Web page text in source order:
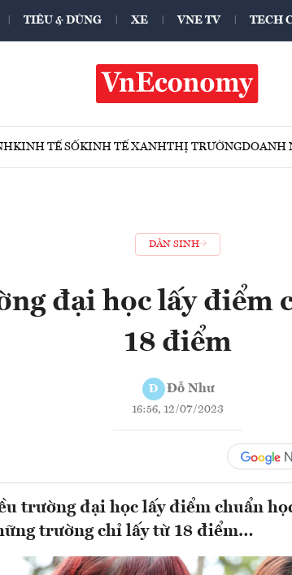
TIÊU & DÙNG XE VNE TV TECH
KINH TẾ SỐKINH TẾ XANHTHỊ TRƯỜNGDOANH
DÂN SINH
đại học lấy điểm
18 điểm
Đ Đỗ Như
16:56, 12/07/2023
trường đại học lấy điểm chuẩn
trường chỉ lấy từ 18 điểm…